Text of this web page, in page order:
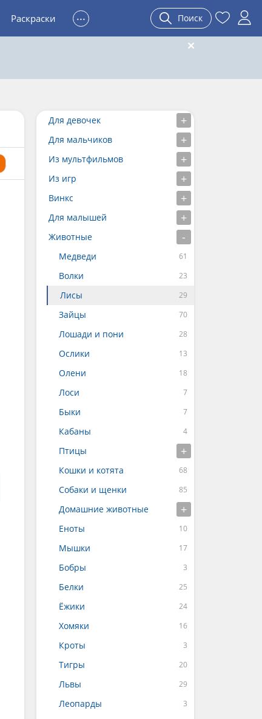
Раскраски ... Поиск
Для девочек
Для мальчиков
Из мультфильмов
Из игр
Винкс
Для малышей
Животные
Медведи
Волки
Лисы
Зайцы
Лошади и пони
Ослики
Олени
Лоси
Быки
Кабаны
Птицы
Кошки и котята
Собаки и щенки
Домашние животные
Еноты
Мышки
Бобры
Белки
Ёжики
Хомяки
Кроты
Тигры
Львы
Леопарды